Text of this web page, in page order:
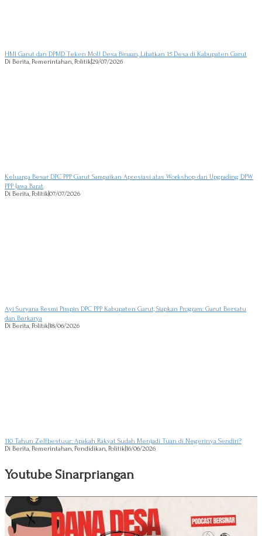
HMI Garut dan DPMD Teken MoU Desa Binaan, Libatkan 15 Desa di Kabupaten Garut
Di Berita, Pemerintahan, Politik29/07/2026
Keluarga Besar DPC PPP Garut Sampaikan Apresiasi atas Workshop dan Upgrading DPW
PPP Jawa Barat
Di Berita, Politik07/07/2026
Ayi Suryana Resmi Pimpin DPC PPP Kabupaten Garut, Siapkan Program: Garut Bersatu
dan Berkarya
Di Berita, Politik18/06/2026
110 Tahun Zelfbestuur: Apakah Rakyat Sudah Menjadi Tuan di Negerinya Sendiri?
Di Berita, Pemerintahan, Pendidikan, Politik16/06/2026
Youtube Sinarpriangan